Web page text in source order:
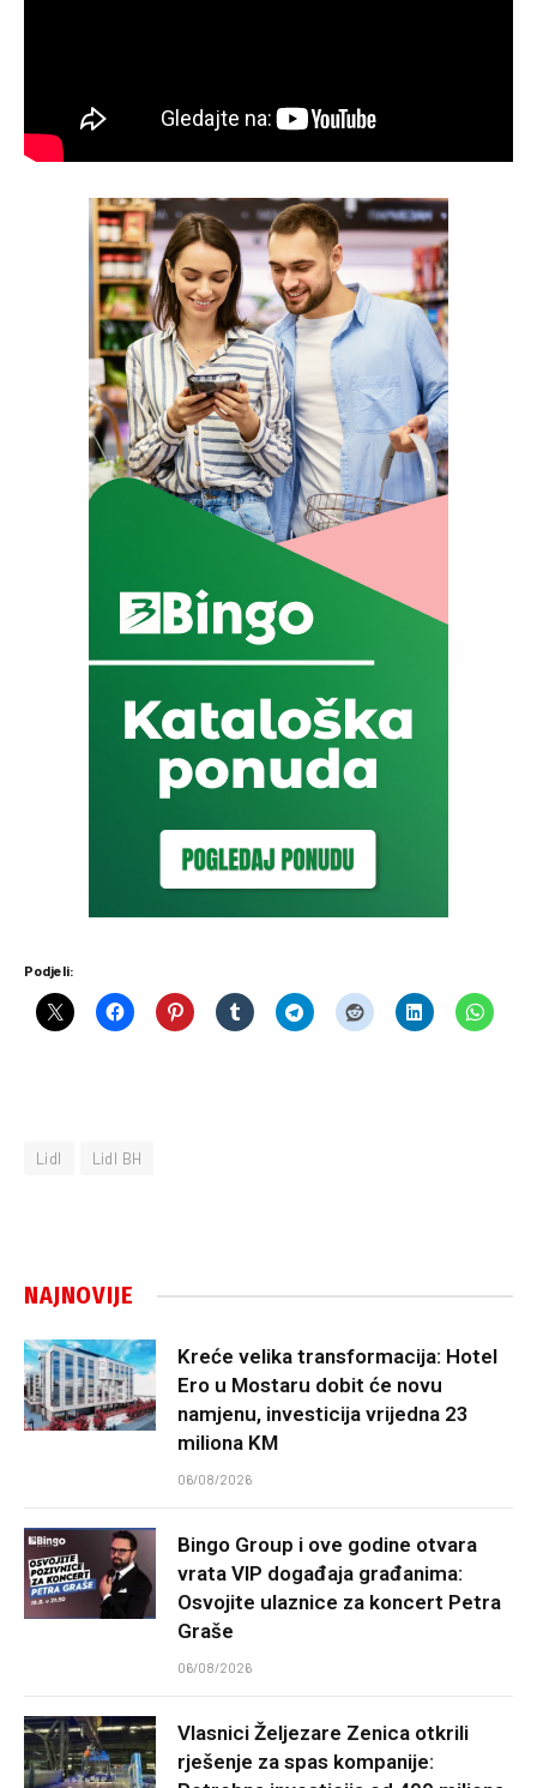
Podjeli:
Lidl Lidl BH
NAJNOVIJE
Kreće velika transformacija: Hotel
Ero u Mostaru dobit će novu
namjenu, investicija vrijedna 23
miliona KM
06/08/2026
Bingo Group i ove godine otvara
vrata VIP događaja građanima:
Osvojite ulaznice za koncert Petra
Graše
06/08/2026
Vlasnici Željezare Zenica otkrili
rješenje za spas kompanije: